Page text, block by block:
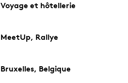
Voyage et hôtellerie
MeetUp, Rallye
Bruxelles, Belgique